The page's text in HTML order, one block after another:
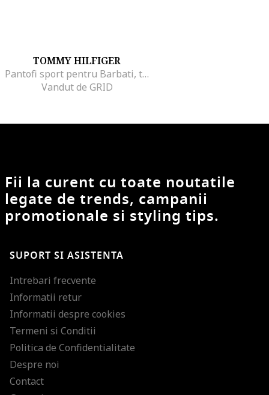
TOMMY HILFIGER
Pantofi sport pentru Barbati, tjm archive retro runner, EM0EM01486-0G1, Argintiu, Argintiu
Vandut de GRID
Fii la curent cu toate noutatile
legate de trends, campanii
promotionale si styling tips.
SUPORT SI ASISTENTA
Intrebari frecvente
Informatii retur
Informatii despre cookies
Termeni si Conditii
Politica de Confidentialitate
Despre noi
Contact